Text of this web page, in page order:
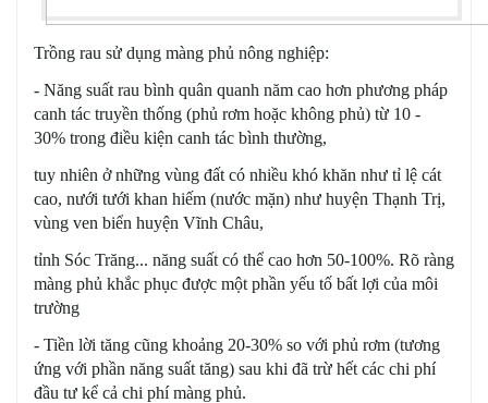
Trồng rau sử dụng màng phủ nông nghiệp:
- Năng suất rau bình quân quanh năm cao hơn phương pháp
canh tác truyền thống (phủ rơm hoặc không phủ) từ 10 -
30% trong điều kiện canh tác bình thường,
tuy nhiên ở những vùng đất có nhiều khó khăn như tỉ lệ cát
cao, nưới tưới khan hiếm (nước mặn) như huyện Thạnh Trị,
vùng ven biển huyện Vĩnh Châu,
tỉnh Sóc Trăng... năng suất có thể cao hơn 50-100%. Rõ ràng
màng phủ khắc phục được một phần yếu tố bất lợi của môi
trường
- Tiền lời tăng cũng khoảng 20-30% so với phủ rơm (tương
ứng với phần năng suất tăng) sau khi đã trừ hết các chi phí
đầu tư kể cả chi phí màng phủ.